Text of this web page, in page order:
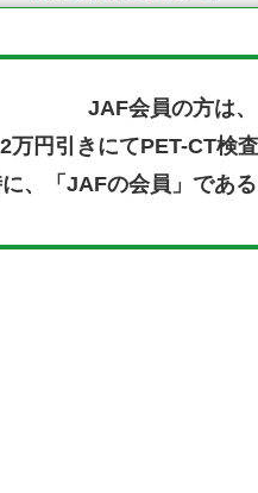
JAF会員の方は、
万円引きにてPET-CT検
、「JAFの会員」であ